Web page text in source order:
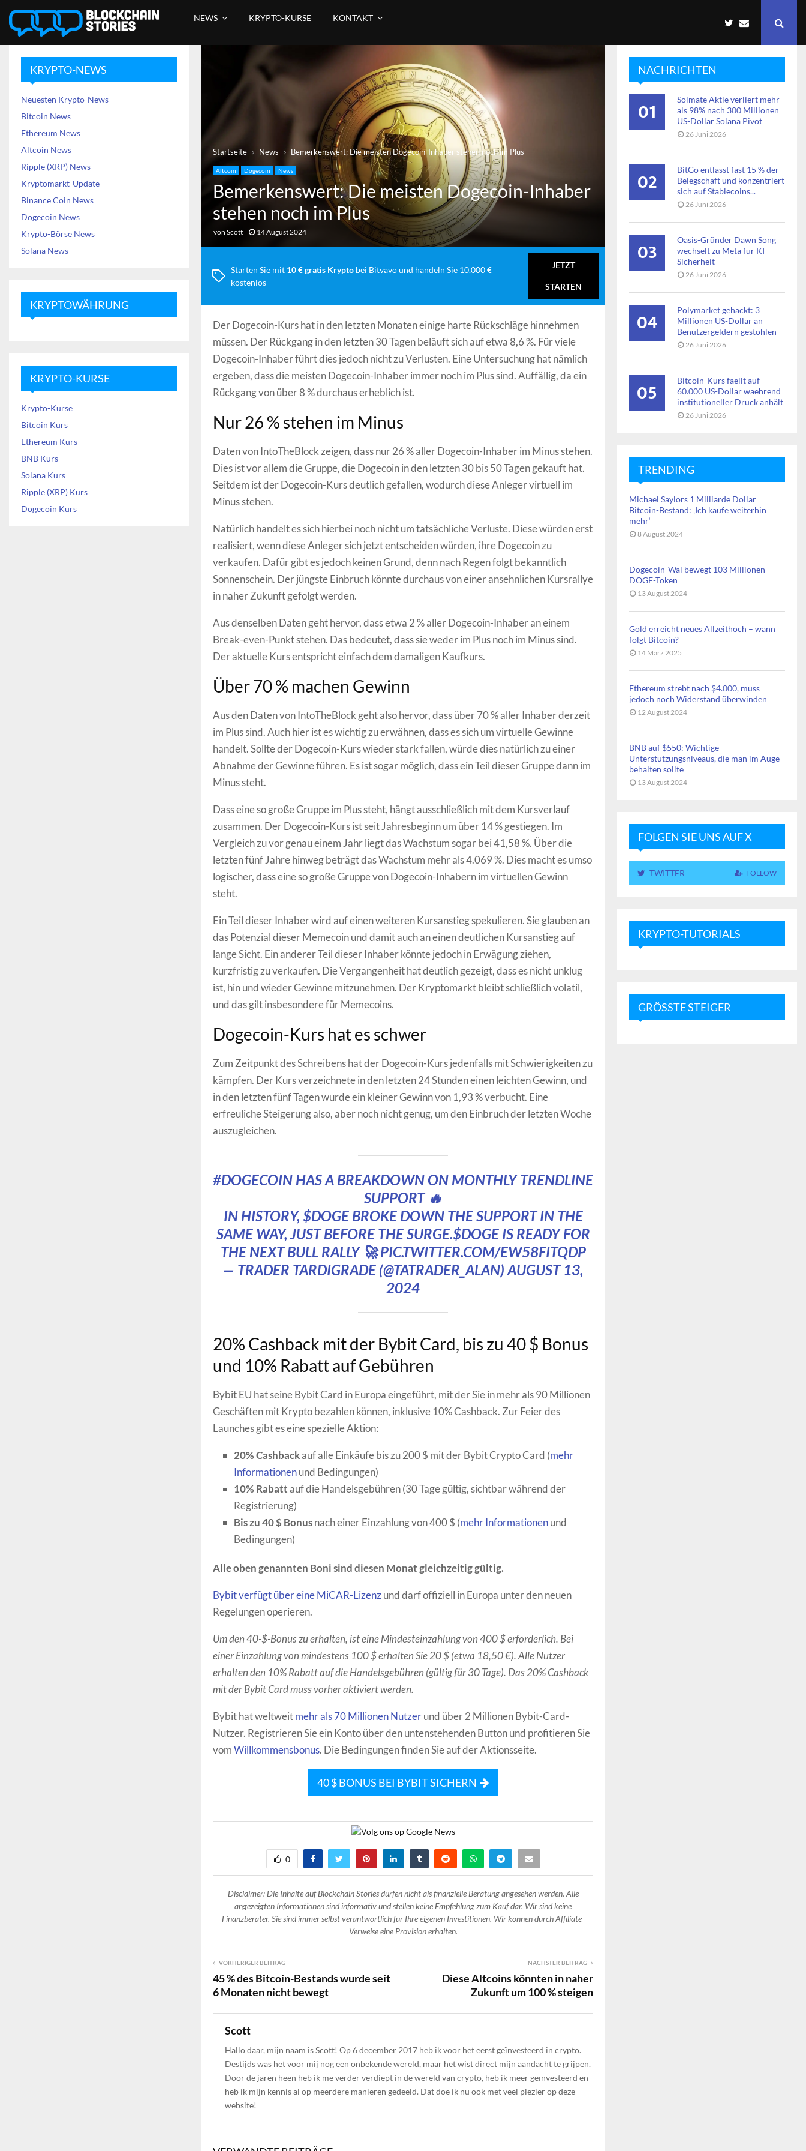
NEWS KRYPTO-KURSE KONTAKT
Startseite News Bemerkenswert: Die meisten Dogecoin-Inhaber stehen noch im Plus
Altcoin Dogecoin News
Bemerkenswert: Die meisten Dogecoin-Inhaber
stehen noch im Plus
von Scott 14 August 2024
Starten Sie mit 10 € gratis Krypto bei Bitvavo und handeln Sie 10.000 €
kostenlos
JETZT
STARTEN
Der Dogecoin-Kurs hat in den letzten Monaten einige harte Rückschläge hinnehmen
müssen. Der Rückgang in den letzten 30 Tagen beläuft sich auf etwa 8,6 %. Für viele
Dogecoin-Inhaber führt dies jedoch nicht zu Verlusten. Eine Untersuchung hat nämlich
ergeben, dass die meisten Dogecoin-Inhaber immer noch im Plus sind. Auffällig, da ein
Rückgang von über 8 % durchaus erheblich ist.
Nur 26 % stehen im Minus
Daten von IntoTheBlock zeigen, dass nur 26 % aller Dogecoin-Inhaber im Minus stehen.
Dies ist vor allem die Gruppe, die Dogecoin in den letzten 30 bis 50 Tagen gekauft hat.
Seitdem ist der Dogecoin-Kurs deutlich gefallen, wodurch diese Anleger virtuell im
Minus stehen.
Natürlich handelt es sich hierbei noch nicht um tatsächliche Verluste. Diese würden erst
realisiert, wenn diese Anleger sich jetzt entscheiden würden, ihre Dogecoin zu
verkaufen. Dafür gibt es jedoch keinen Grund, denn nach Regen folgt bekanntlich
Sonnenschein. Der jüngste Einbruch könnte durchaus von einer ansehnlichen Kursrallye
in naher Zukunft gefolgt werden.
Aus denselben Daten geht hervor, dass etwa 2 % aller Dogecoin-Inhaber an einem
Break-even-Punkt stehen. Das bedeutet, dass sie weder im Plus noch im Minus sind.
Der aktuelle Kurs entspricht einfach dem damaligen Kaufkurs.
Über 70 % machen Gewinn
Aus den Daten von IntoTheBlock geht also hervor, dass über 70 % aller Inhaber derzeit
im Plus sind. Auch hier ist es wichtig zu erwähnen, dass es sich um virtuelle Gewinne
handelt. Sollte der Dogecoin-Kurs wieder stark fallen, würde dies natürlich zu einer
Abnahme der Gewinne führen. Es ist sogar möglich, dass ein Teil dieser Gruppe dann im
Minus steht.
Dass eine so große Gruppe im Plus steht, hängt ausschließlich mit dem Kursverlauf
zusammen. Der Dogecoin-Kurs ist seit Jahresbeginn um über 14 % gestiegen. Im
Vergleich zu vor genau einem Jahr liegt das Wachstum sogar bei 41,58 %. Über die
letzten fünf Jahre hinweg beträgt das Wachstum mehr als 4.069 %. Dies macht es umso
logischer, dass eine so große Gruppe von Dogecoin-Inhabern im virtuellen Gewinn
steht.
Ein Teil dieser Inhaber wird auf einen weiteren Kursanstieg spekulieren. Sie glauben an
das Potenzial dieser Memecoin und damit auch an einen deutlichen Kursanstieg auf
lange Sicht. Ein anderer Teil dieser Inhaber könnte jedoch in Erwägung ziehen,
kurzfristig zu verkaufen. Die Vergangenheit hat deutlich gezeigt, dass es nicht unklug
ist, hin und wieder Gewinne mitzunehmen. Der Kryptomarkt bleibt schließlich volatil,
und das gilt insbesondere für Memecoins.
Dogecoin-Kurs hat es schwer
Zum Zeitpunkt des Schreibens hat der Dogecoin-Kurs jedenfalls mit Schwierigkeiten zu
kämpfen. Der Kurs verzeichnete in den letzten 24 Stunden einen leichten Gewinn, und
in den letzten fünf Tagen wurde ein kleiner Gewinn von 1,93 % verbucht. Eine
erfreuliche Steigerung also, aber noch nicht genug, um den Einbruch der letzten Woche
auszugleichen.
#DOGECOIN HAS A BREAKDOWN ON MONTHLY TRENDLINE
SUPPORT 🔥
IN HISTORY, $DOGEBROKE DOWN THE SUPPORT IN THE
SAME WAY, JUST BEFORE THE SURGE.$DOGEIS READY FOR
THE NEXT BULL RALLY 🚀PIC.TWITTER.COM/EW58FITQDP
— TRADER TARDIGRADE (@TATRADER_ALAN)AUGUST 13,
2024
20% Cashback mit der Bybit Card, bis zu 40 $ Bonus
und 10% Rabatt auf Gebühren
Bybit EU hat seine Bybit Card in Europa eingeführt, mit der Sie in mehr als 90 Millionen
Geschäften mit Krypto bezahlen können, inklusive 10% Cashback. Zur Feier des
Launches gibt es eine spezielle Aktion:
20% Cashbackauf alle Einkäufe bis zu 200 $ mit der Bybit Crypto Card (mehr
Informationenund Bedingungen)
10% Rabattauf die Handelsgebühren (30 Tage gültig, sichtbar während der
Registrierung)
Bis zu 40 $ Bonusnach einer Einzahlung von 400 $ (mehr Informationenund
Bedingungen)
Alle oben genannten Boni sind diesen Monat gleichzeitig gültig.
Bybit verfügt über eine MiCAR-Lizenzund darf offiziell in Europa unter den neuen
Regelungen operieren.
Um den 40-$-Bonus zu erhalten, ist eine Mindesteinzahlung von 400 $ erforderlich. Bei
einer Einzahlung von mindestens 100 $ erhalten Sie 20 $ (etwa 18,50 €). Alle Nutzer
erhalten den 10% Rabatt auf die Handelsgebühren (gültig für 30 Tage). Das 20% Cashback
mit der Bybit Card muss vorher aktiviert werden.
Bybit hat weltweitmehr als 70 Millionen Nutzerund über 2 Millionen Bybit-Card-
Nutzer. Registrieren Sie ein Konto über den untenstehenden Button und profitieren Sie
vomWillkommensbonus. Die Bedingungen finden Sie auf der Aktionsseite.
40 $ BONUS BEI BYBIT SICHERN
0
Disclaimer: Die Inhalte auf Blockchain Stories dürfen nicht als finanzielle Beratung angesehen werden. Alle
angezeigten Informationen sind informativ und stellen keine Empfehlung zum Kauf dar. Wir sind keine
Finanzberater. Sie sind immer selbst verantwortlich für Ihre eigenen Investitionen. Wir können durch Affiliate-
Verweise eine Provision erhalten.
VORHERIGER BEITRAG
45 % des Bitcoin-Bestands wurde seit
6 Monaten nicht bewegt
NÄCHSTER BEITRAG
Diese Altcoins könnten in naher
Zukunft um 100 % steigen
Scott
Hallo daar, mijn naam is Scott! Op 6 december 2017 heb ik voor het eerst geïnvesteerd in crypto.
Destijds was het voor mij nog een onbekende wereld, maar het wist direct mijn aandacht te grijpen.
Door de jaren heen heb ik me verder verdiept in de wereld van crypto, heb ik meer geïnvesteerd en
heb ik mijn kennis al op meerdere manieren gedeeld. Dat doe ik nu ook met veel plezier op deze
website!
KRYPTO-NEWS
Neuesten Krypto-News
Bitcoin News
Ethereum News
Altcoin News
Ripple (XRP) News
Kryptomarkt-Update
Binance Coin News
Dogecoin News
Krypto-Börse News
Solana News
KRYPTOWÄHRUNG
KRYPTO-KURSE
Krypto-Kurse
Bitcoin Kurs
Ethereum Kurs
BNB Kurs
Solana Kurs
Ripple (XRP) Kurs
Dogecoin Kurs
NACHRICHTEN
01
Solmate Aktie verliert mehr
als 98% nach 300 Millionen
US-Dollar Solana Pivot
26 Juni 2026
02
BitGo entlässt fast 15 % der
Belegschaft und konzentriert
sich auf Stablecoins...
26 Juni 2026
03
Oasis-Gründer Dawn Song
wechselt zu Meta für KI-
Sicherheit
26 Juni 2026
04
Polymarket gehackt: 3
Millionen US-Dollar an
Benutzergeldern gestohlen
26 Juni 2026
05
Bitcoin-Kurs faellt auf
60.000 US-Dollar waehrend
institutioneller Druck anhält
26 Juni 2026
TRENDING
Michael Saylors 1 Milliarde Dollar
Bitcoin-Bestand: ‚Ich kaufe weiterhin
mehr‘
8 August 2024
Dogecoin-Wal bewegt 103 Millionen
DOGE-Token
13 August 2024
Gold erreicht neues Allzeithoch – wann
folgt Bitcoin?
14 März 2025
Ethereum strebt nach $4.000, muss
jedoch noch Widerstand überwinden
12 August 2024
BNB auf $550: Wichtige
Unterstützungsniveaus, die man im Auge
behalten sollte
13 August 2024
FOLGEN SIE UNS AUF X
TWITTER FOLLOW
KRYPTO-TUTORIALS
GRÖSSTE STEIGER